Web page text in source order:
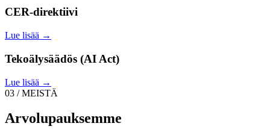
CER-direktiivi
Lue lisää →
Tekoälysäädös (AI Act)
Lue lisää →
03 / MEISTÄ
Arvolupauksemme